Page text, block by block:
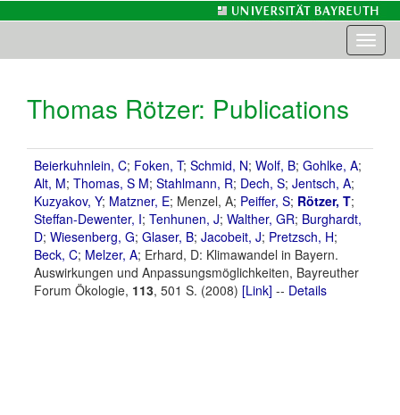
Thomas Rötzer: Publications
Beierkuhnlein, C; Foken, T; Schmid, N; Wolf, B; Gohlke, A;
Alt, M; Thomas, S M; Stahlmann, R; Dech, S; Jentsch, A;
Kuzyakov, Y; Matzner, E; Menzel, A; Peiffer, S; Rötzer, T;
Steffan-Dewenter, I; Tenhunen, J; Walther, GR; Burghardt,
D; Wiesenberg, G; Glaser, B; Jacobeit, J; Pretzsch, H;
Beck, C; Melzer, A; Erhard, D: Klimawandel in Bayern.
Auswirkungen und Anpassungsmöglichkeiten, Bayreuther
Forum Ökologie, 113, 501 S. (2008) [Link] -- Details